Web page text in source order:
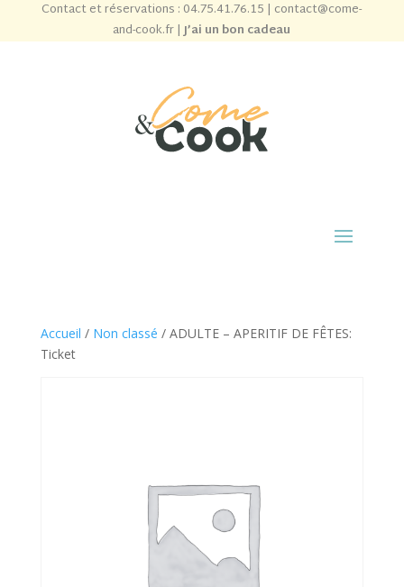
Contact et réservations : 04.75.41.76.15 | contact@come-
and-cook.fr|J’ai un bon cadeau
Accueil / Non classé / ADULTE – APERITIF DE FÊTES:
Ticket